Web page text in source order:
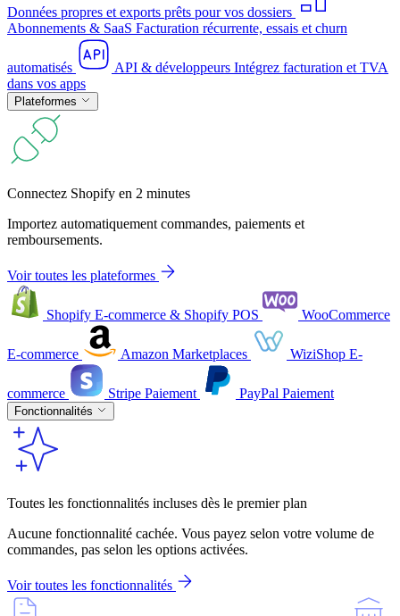
Données propres et exports prêts pour vos dossiers
Abonnements & SaaS Facturation récurrente, essais et churn
automatisés API & développeurs Intégrez facturation et TVA
dans vos apps
Plateformes
Connectez Shopify en 2 minutes
Importez automatiquement commandes, paiements et
remboursements.
Voir toutes les plateformes
Shopify E-commerce & Shopify POS WooCommerce
E-commerce Amazon Marketplaces WiziShop E-
commerce Stripe Paiement PayPal Paiement
Fonctionnalités
Toutes les fonctionnalités incluses dès le premier plan
Aucune fonctionnalité cachée. Vous payez selon votre volume de
commandes, pas selon les options activées.
Voir toutes les fonctionnalités